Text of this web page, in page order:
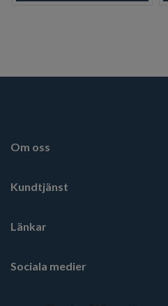
Om oss
Kundtjänst
Länkar
Sociala medier